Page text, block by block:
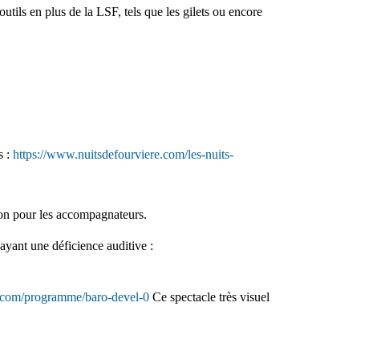
en plus de la LSF, tels que les gilets ou encore
: https://www.nuitsdefourviere.com/les-nuits-
pour les accompagnateurs.
une déficience auditive :
programme/baro-devel-0 Ce spectacle très visuel